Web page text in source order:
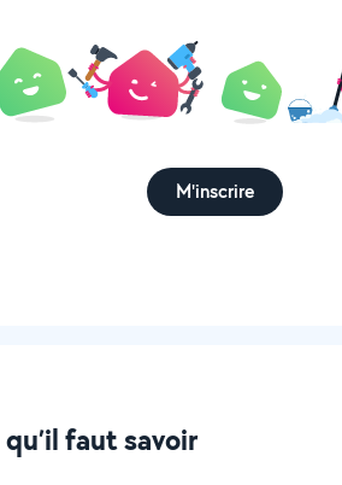
M'inscrire
faut savoir